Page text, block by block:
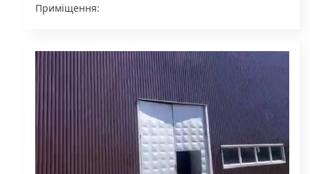
Приміщення:
Потужність електроенергії: до 10 кВт
Орендна плата: 50 000 грн/міс.
Площа: 28 м2
Орендна плата: 35 000 грн
Та приміщення в цокольному поверсі